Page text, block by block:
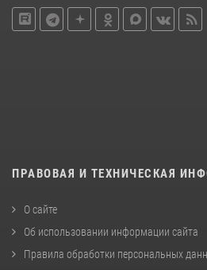
ПРАВОВАЯ И ТЕХНИЧЕСКАЯ
О сайте
Об использовании информации сайта
Правила обработки персональных